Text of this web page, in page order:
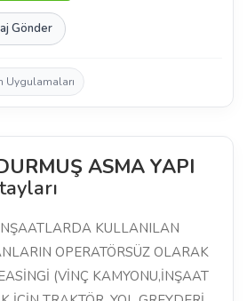
Gönder
Uygulamaları
ASMA YAPI
KULLANILAN
OPERATÖRSÜZ OLARAK
(VİNÇ KAMYONU,İNŞAAT